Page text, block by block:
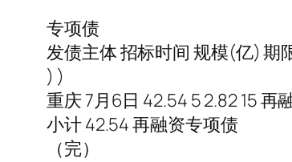
专项债
发债主体 招标时间 规模(亿)
) )
重庆 7月6日 42.54 5 2.82 15 再
小计 42.54 再融资专项债
（完）